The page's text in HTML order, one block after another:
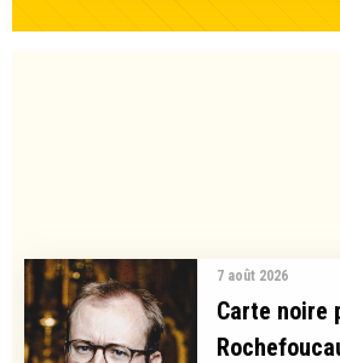
7 août 2026
Carte noire